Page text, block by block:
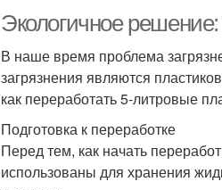
Экологичное
В наше время проблема
загрязнения являются
как переработать 5-литровые
Подготовка к переработке
Перед тем, как начать
использованы для хранения